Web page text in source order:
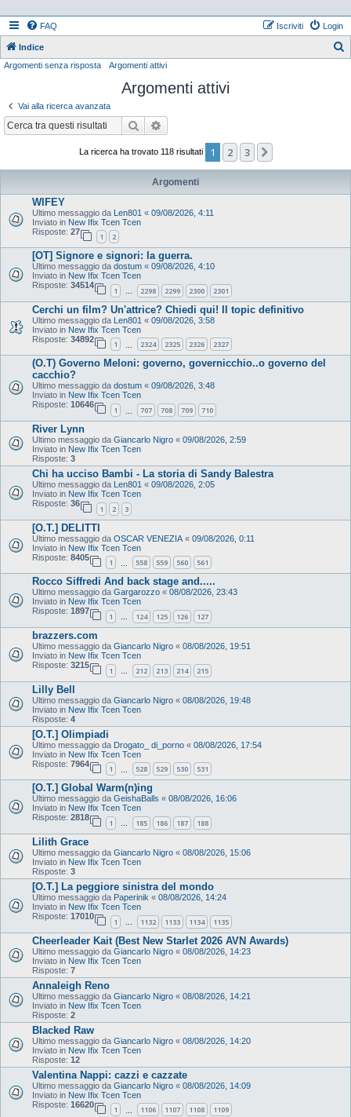
FAQ Login
Iscriviti
Indice
Argomenti senza risposta Argomenti attivi
Argomenti attivi
Vai alla ricerca avanzata
Cerca
La ricerca ha trovato 118 risultati 1 2 3
Argomenti
WIFEY
Ultimo messaggio da Len801 « 09/08/2026, 4:11
Inviato in New Ifix Tcen Tcen
Risposte: 27
1 2
[OT] Signore e signori: la guerra.
Ultimo messaggio da dostum « 09/08/2026, 4:10
Inviato in New Ifix Tcen Tcen
Risposte: 34514
1 … 2298 2299 2300 2301
Cerchi un film? Un'attrice? Chiedi qui! Il topic definitivo
Ultimo messaggio da Len801 « 09/08/2026, 3:58
Inviato in New Ifix Tcen Tcen
Risposte: 34892
1 2324 2325 2326 2327
(O.T) Governo Meloni: governo, governicchio..o governo del
cacchio?
Ultimo messaggio da dostum « 09/08/2026, 3:48
Inviato in New Ifix Tcen Tcen
Risposte: 10646
1 707 708 709 710
River Lynn
Ultimo messaggio da Giancarlo Nigro « 09/08/2026, 2:59
Inviato in New Ifix Tcen Tcen
Risposte: 3
Chi ha ucciso Bambi - La storia di Sandy Balestra
Ultimo messaggio da Len801 « 09/08/2026, 2:05
Inviato in New Ifix Tcen Tcen
Risposte: 36
1 2 3
[O.T.] DELITTI
Ultimo messaggio da OSCAR VENEZIA « 09/08/2026, 0:11
Inviato in New Ifix Tcen Tcen
Risposte: 8405
1 558 559 560 561
Rocco Siffredi And back stage and.....
Ultimo messaggio da Gargarozzo « 08/08/2026, 23:43
Inviato in New Ifix Tcen Tcen
Risposte: 1897
1 … 124 125 126 127
brazzers.com
Ultimo messaggio da Giancarlo Nigro « 08/08/2026, 19:51
Inviato in New Ifix Tcen Tcen
Risposte: 3215
1 … 212 213 214 215
Lilly Bell
Ultimo messaggio da Giancarlo Nigro « 08/08/2026, 19:48
Inviato in New Ifix Tcen Tcen
Risposte: 4
[O.T.] Olimpiadi
Ultimo messaggio da Drogato_ di_porno « 08/08/2026, 17:54
Inviato in New Ifix Tcen Tcen
Risposte: 7964
1 528 529 530 531
[O.T.] Global Warm(n)ing
Ultimo messaggio da GeishaBalls « 08/08/2026, 16:06
Inviato in New Ifix Tcen Tcen
Risposte: 2818
1 … 185 186 187 188
Lilith Grace
Ultimo messaggio da Giancarlo Nigro « 08/08/2026, 15:06
Inviato in New Ifix Tcen Tcen
Risposte: 3
[O.T.] La peggiore sinistra del mondo
Ultimo messaggio da Paperinik « 08/08/2026, 14:24
Inviato in New Ifix Tcen Tcen
Risposte: 17010
1 … 1132 1133 1134 1135
Cheerleader Kait (Best New Starlet 2026 AVN Awards)
Ultimo messaggio da Giancarlo Nigro « 08/08/2026, 14:23
Inviato in New Ifix Tcen Tcen
Risposte: 7
Annaleigh Reno
Ultimo messaggio da Giancarlo Nigro « 08/08/2026, 14:21
Inviato in New Ifix Tcen Tcen
Risposte: 2
Blacked Raw
Ultimo messaggio da Giancarlo Nigro « 08/08/2026, 14:20
Inviato in New Ifix Tcen Tcen
Risposte: 12
Valentina Nappi: cazzi e cazzate
Ultimo messaggio da Giancarlo Nigro « 08/08/2026, 14:09
Inviato in New Ifix Tcen Tcen
Risposte: 16620
1 1106 1107 1108 1109